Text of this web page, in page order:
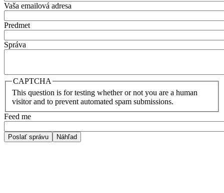
Vaša emailová adresa
Predmet
Správa
CAPTCHA
This question is for testing whether or not you are a human
visitor and to prevent automated spam submissions.
Feed me
Poslať správu Náhľad